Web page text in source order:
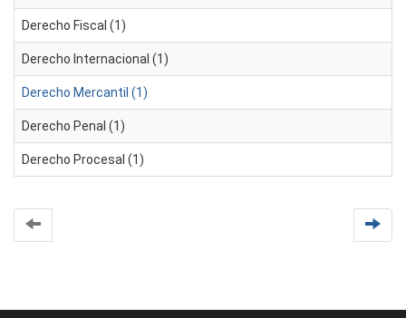
Derecho Fiscal (1)
Derecho Internacional (1)
Derecho Mercantil (1)
Derecho Penal (1)
Derecho Procesal (1)